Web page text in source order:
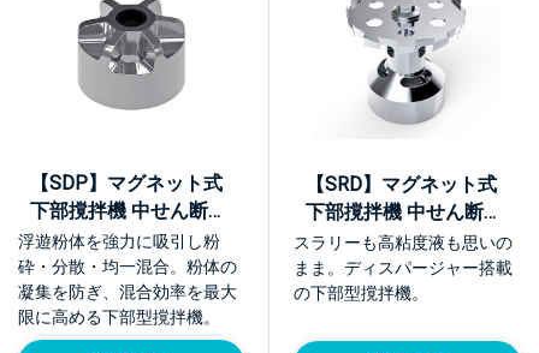
【SDP】マグネット式
下部撹拌機 中せん断・
粉砕モデル
浮遊粉体を強力に吸引し粉
砕・分散・均一混合。粉体の
凝集を防ぎ、混合効率を最大
限に高める下部型撹拌機。
【SRD】マグネット式
下部撹拌機 中せん断・
分散モデル
スラリーも高粘度液も思いの
まま。ディスパージャー搭載
の下部型撹拌機。